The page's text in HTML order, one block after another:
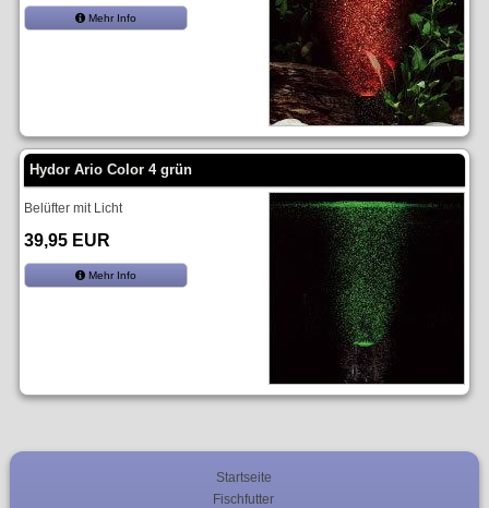
Mehr Info
Hydor Ario Color 4 grün
Belüfter mit Licht
39,95 EUR
Mehr Info
Startseite
Fischfutter